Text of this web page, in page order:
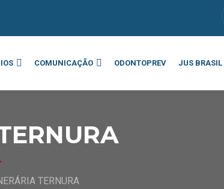
COMUNICAÇÃO ODONTOPREV JUS BRASIL
TERNURA